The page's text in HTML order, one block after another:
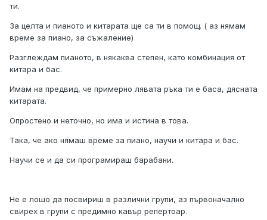
ти.
За целта и пианото и китарата ще са ти в помощ. ( аз нямам
време за пиано, за съжаление)
Разглеждам пианото, в някаква степен, като комбинация от
китара и бас.
Имам на предвид, че примерно лявата ръка ти е баса, дясната
китарата.
Опростено и неточно, но има и истина в това.
Така, че ако нямаш време за пиано, научи и китара и бас.
Научи се и да си програмираш барабани.
Не е лошо да посвириш в различни групи, аз първоначално
свирех в групи с предимно кавър репертоар.